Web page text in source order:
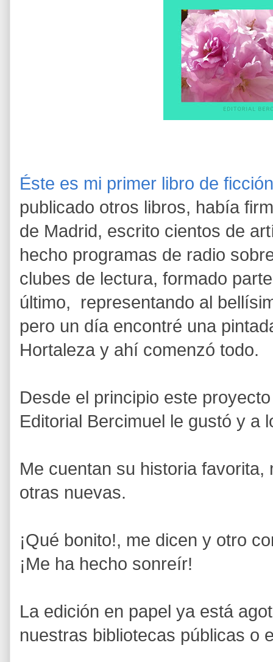
Éste es mi primer libro de ficción
publicado otros libros, había
de Madrid, escrito cientos de
hecho programas de radio
clubes de lectura, formado
último, representando al
pero un día encontré una
Hortaleza y ahí comenzó todo.
Desde el principio este
Editorial Bercimuel le gustó y a
Me cuentan su historia
otras nuevas.
¡Qué bonito!, me dicen y otro
¡Me ha hecho sonreír!
La edición en papel ya está
nuestras bibliotecas públicas o